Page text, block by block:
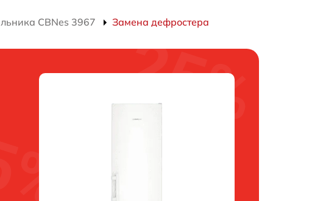
CBNes 3967 Замена дефростера